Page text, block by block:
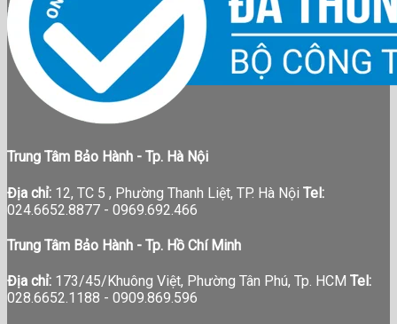
Tin tức báo chí
Trung Tâm Bảo Hành - Tp. Hà Nội
Địa chỉ: 12, TC 5 , Phường Thanh Liệt, TP. Hà Nội Tel:
024.6652.8877 - 0969.692.466
Trung Tâm Bảo Hành - Tp. Hồ Chí Minh
Địa chỉ: 173/45/Khuông Việt, Phường Tân Phú, Tp. HCM Tel:
028.6652.1188 - 0909.869.596